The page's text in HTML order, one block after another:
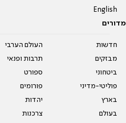
English
מדורים
חדשות
מבזקים
ביטחוני
פוליטי-מדיני
בארץ
בעולם
העולם הערבי
תרבות ופנאי
ספורט
פורומים
יהדות
צרכנות